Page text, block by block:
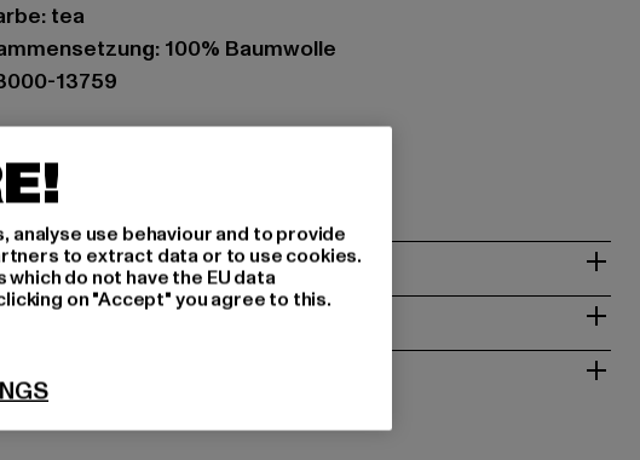
tea
100% Baumwolle
13759
70A | 80336 München | DE
GRÖSSE & PASSFORM
& RÜCKGABE
use behaviour and to provide
to extract data or to use cookies.
do not have the EU data
on "Accept" you agree to this.